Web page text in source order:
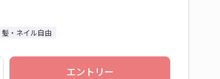
髪・ネイル自由
エントリー